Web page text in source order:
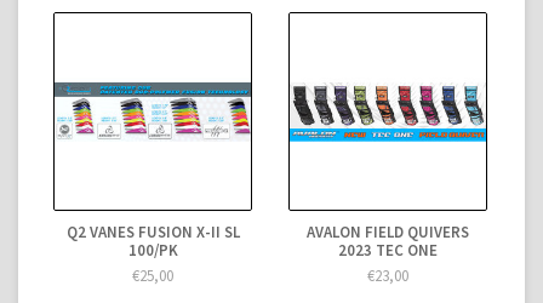
Q2 VANES FUSION X-II SL
100/PK
€25,00
AVALON FIELD QUIVERS
2023 TEC ONE
€23,00